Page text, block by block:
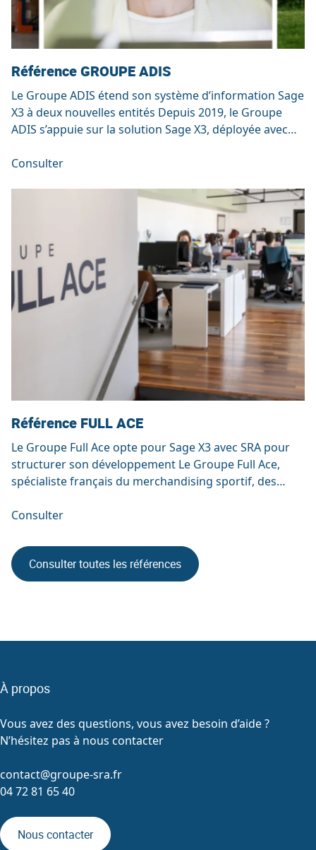
Référence GROUPE ADIS
Le Groupe ADIS étend son système d’information Sage
X3 à deux nouvelles entités Depuis 2019, le Groupe
ADIS s’appuie sur la solution Sage X3, déployée avec
ses activités au sein de l’entité de gestion ADIS
Aujourd’hui, le groupe franchit une […]
Consulter
Référence FULL ACE
Le Groupe Full Ace opte pour Sage X3 avec SRA pour
structurer son développement Le Groupe Full Ace,
spécialiste français du merchandising sportif, des
a choisi de faire évoluer son système d’information
parcours de cette entreprise innovante, […]
Consulter
Consulter toutes les références
À propos
Vous avez des questions, vous avez besoin d’aide ?
N’hésitez pas à nous contacter
contact@groupe-sra.fr
04 72 81 65 40
Nous contacter